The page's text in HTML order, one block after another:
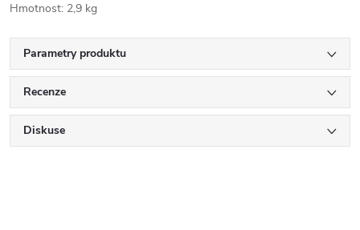
Hmotnost: 2,9 kg
Parametry produktu
Recenze
Diskuse